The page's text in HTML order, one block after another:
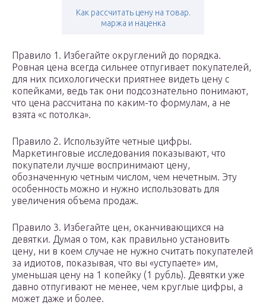
Как рассчитать цену на товар.
маржа и наценка
Правило 1. Избегайте округлений до порядка.
Ровная цена всегда сильнее отпугивает покупателей,
для них психологически приятнее видеть цену с
копейками, ведь так они подсознательно понимают,
что цена рассчитана по каким-то формулам, а не
взята «с потолка».
Правило 2. Используйте четные цифры.
Маркетинговые исследования показывают, что
покупатели лучше воспринимают цену,
обозначенную четным числом, чем нечетным. Эту
особенность можно и нужно использовать для
увеличения объема продаж.
Правило 3. Избегайте цен, оканчивающихся на
девятки. Думая о том, как правильно установить
цену, ни в коем случае не нужно считать покупателей
за идиотов, показывая, что вы «уступаете» им,
уменьшая цену на 1 копейку (1 рубль). Девятки уже
давно отпугивают не менее, чем круглые цифры, а
может даже и более.